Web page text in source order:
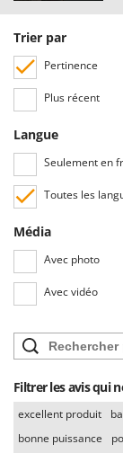
Trier par
Pertinence
Plus récent
Langue
Seulement en
Toutes les
Média
Avec photo
Avec vidéo
Filtrer les avis qui
excellent produit
bonne puissance